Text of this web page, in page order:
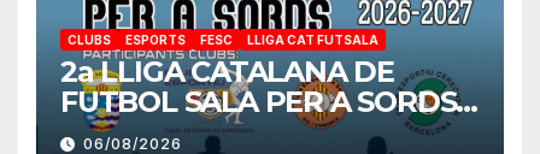
CLUBS ESPORTS FESC LLIGA CAT FUTSALA
2a LLIGA CATALANA DE
FUTBOL SALA PER A SORDS
2026-2027
06/08/2026